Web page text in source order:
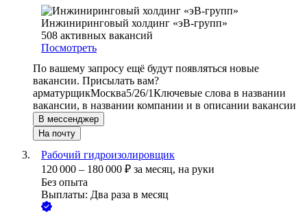
Инжиниринговый холдинг «эВ-групп»
508 активных вакансий
Посмотреть
По вашему запросу ещё будут появляться новые
вакансии. Присылать вам?
арматурщикМосква5/26/1Ключевые слова в названии
вакансии, в названии компании и в описании вакансии
В мессенджер
На почту
Рабочий гидроизолировщик
120 000 – 180 000 ₽ за месяц, на руки
Без опыта
Выплаты: Два раза в месяц